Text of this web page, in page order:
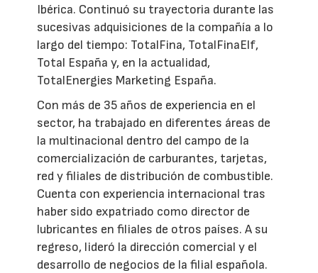
Ibérica. Continuó su trayectoria durante las
sucesivas adquisiciones de la compañía a lo
largo del tiempo: TotalFina, TotalFinaElf,
Total España y, en la actualidad,
TotalEnergies Marketing España.
Con más de 35 años de experiencia en el
sector, ha trabajado en diferentes áreas de
la multinacional dentro del campo de la
comercialización de carburantes, tarjetas,
red y filiales de distribución de combustible.
Cuenta con experiencia internacional tras
haber sido expatriado como director de
lubricantes en filiales de otros países. A su
regreso, lideró la dirección comercial y el
desarrollo de negocios de la filial española.